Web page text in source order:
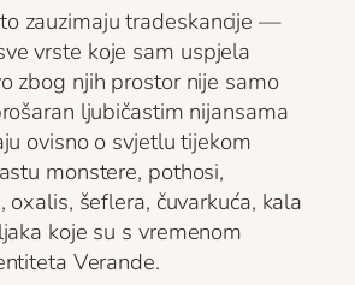
zauzimaju tradeskancije —
vrste koje sam uspjela
zbog njih prostor nije samo
ljubičastim nijansama
ovisno o svjetlu tijekom
monstere, pothosi,
oxalis, šeflera, čuvarkuća, kala
koje su s vremenom
Verande.